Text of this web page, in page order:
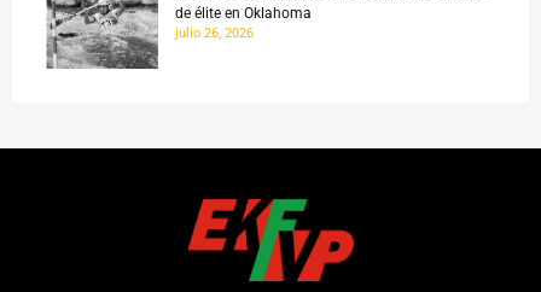
de élite en Oklahoma
julio 26, 2026